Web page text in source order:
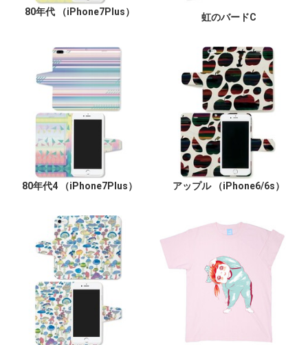
80年代 （iPhone7Plus）
虹のバードC
80年代4 （iPhone7Plus） アップル （iPhone6/6s）